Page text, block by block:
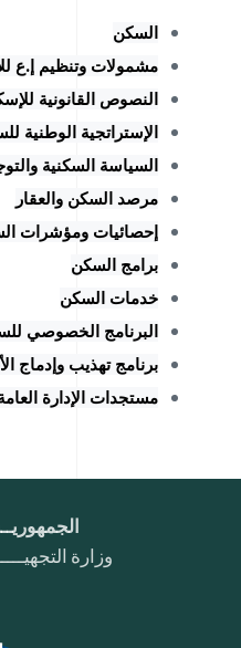
السكن
مشمولات وتنظيم إ.ع
النصوص القانونية
الإستراتجية الوطنية
السياسة السكنية
مرصد السكن والعقار
إحصائيات ومؤشرات
برامج السكن
خدمات السكن
البرنامج الخصوصي
برنامج تهذيب وإدماج
مستجدات الإدارة
وزارة